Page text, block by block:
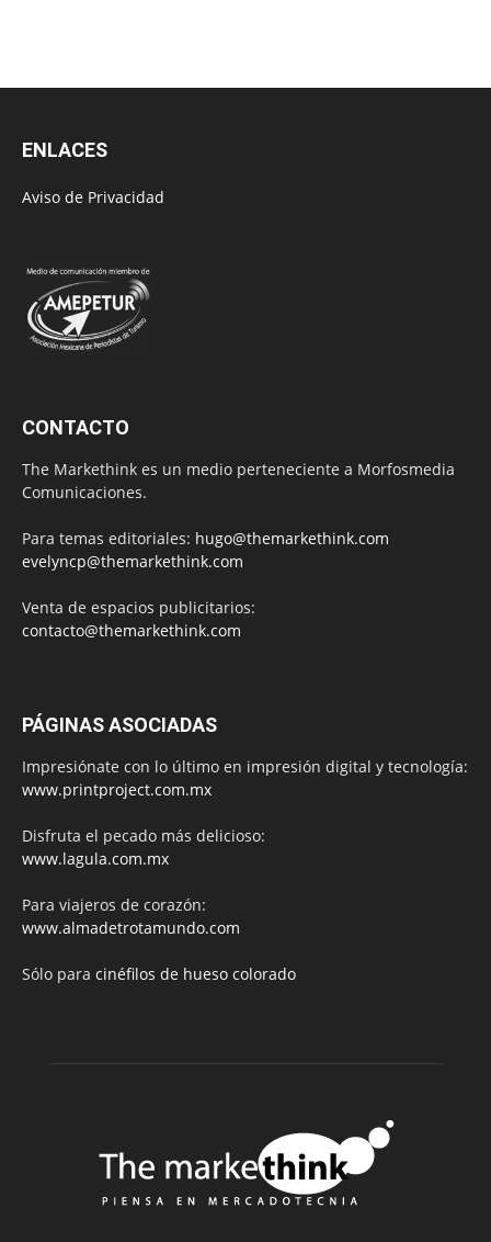
ENLACES
Aviso de Privacidad
CONTACTO
The Markethink es un medio perteneciente a Morfosmedia
Comunicaciones.
Para temas editoriales: hugo@themarkethink.com
evelyncp@themarkethink.com
Venta de espacios publicitarios:
contacto@themarkethink.com
PÁGINAS ASOCIADAS
Impresiónate con lo último en impresión digital y tecnología:
www.printproject.com.mx
Disfruta el pecado más delicioso:
www.lagula.com.mx
Para viajeros de corazón:
www.almadetrotamundo.com
Sólo para cinéfilos de hueso colorado